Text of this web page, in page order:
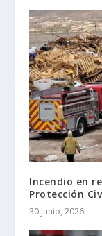
Incendio en
Protección
30 junio, 2026